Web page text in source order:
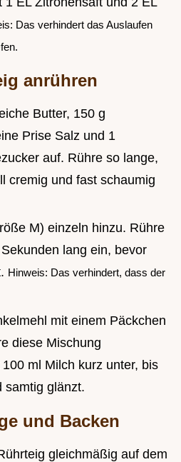
Das verhindert das Auslaufen
anrühren
Butter, 150 g
Prise Salz und 1
auf. Rühre so lange,
cremig und fast schaumig
M) einzeln hinzu. Rühre
lang ein, bevor
Hinweis: Das verhindert, dass der
mit einem Päckchen
diese Mischung
ml Milch kurz unter, bis
samtig glänzt.
und Backen
gleichmäßig auf dem